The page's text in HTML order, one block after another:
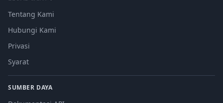
Tentang Kami
Hubungi Kami
Privasi
Syarat
SUMBER DAYA